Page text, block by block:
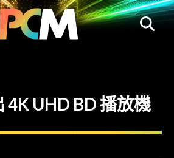
4K UHD BD 播放機